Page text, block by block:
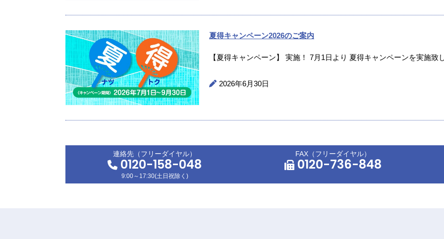
夏得キャンペーン2026のご案内
【夏得キャンペーン】 実施！ 7月1日より 夏得キャンペーンを実施致
2026年6月30日
連絡先（フリーダイヤル）
0120-158-048
9:00～17:30(土日祝除く)
FAX（フリーダイヤル）
0120-736-848